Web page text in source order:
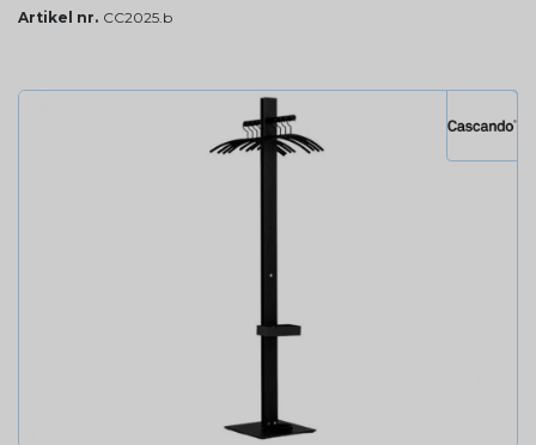
Artikel nr. CC2025.b